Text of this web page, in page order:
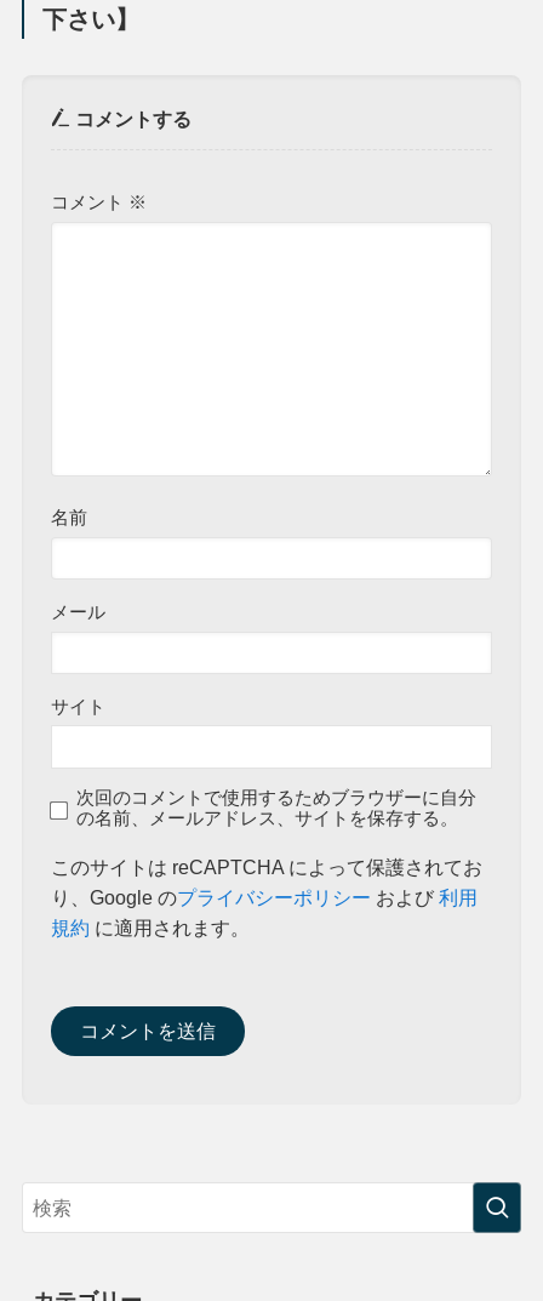
下さい】
コメントする
コメント ※
名前
メール
サイト
次回のコメントで使用するためブラウザーに自分
の名前、メールアドレス、サイトを保存する。
このサイトは reCAPTCHA によって保護されてお
り、Google のプライバシーポリシー および利用
規約 に適用されます。